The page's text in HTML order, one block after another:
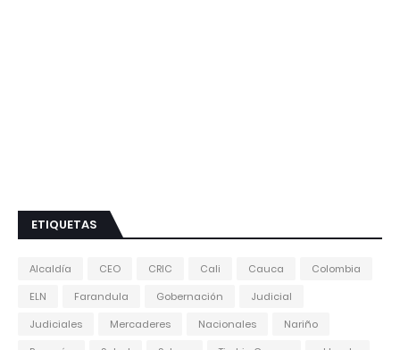
ETIQUETAS
Alcaldía CEO CRIC Cali Cauca
Colombia
ELN
Farandula Gobernación
Judicial
Judiciales
Mercaderes Nacionales
Nariño